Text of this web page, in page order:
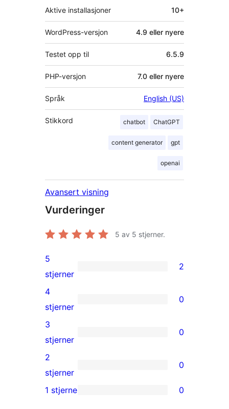
Aktive installasjoner 10+
WordPress-versjon 4.9 eller nyere
Testet opp til 6.5.9
PHP-versjon 7.0 eller nyere
Språk English (US)
Stikkord chatbot ChatGPT
content generator gpt
openai
Avansert visning
Vurderinger
5 av 5 stjerner.
2
5-
star
reviews
5
stjerner
2
0
4-
star
reviews
4
stjerner
0
0
3-
star
reviews
3
stjerner
0
0
2-
2
stjerner
0
1 stjerne 0